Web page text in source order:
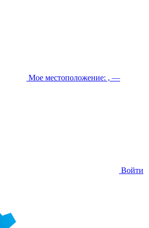
Мое местоположение: , —
Войти